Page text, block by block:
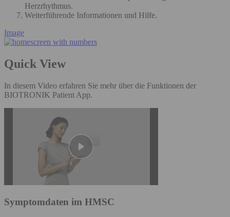
Herzrhythmus.
Weiterführende Informationen und Hilfe.
Image
Quick View
In diesem Video erfahren Sie mehr über die Funktionen der
BIOTRONIK Patient App.
Symptomdaten im HMSC